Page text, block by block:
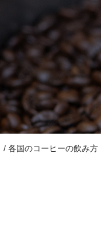
各国のコーヒーの飲み方